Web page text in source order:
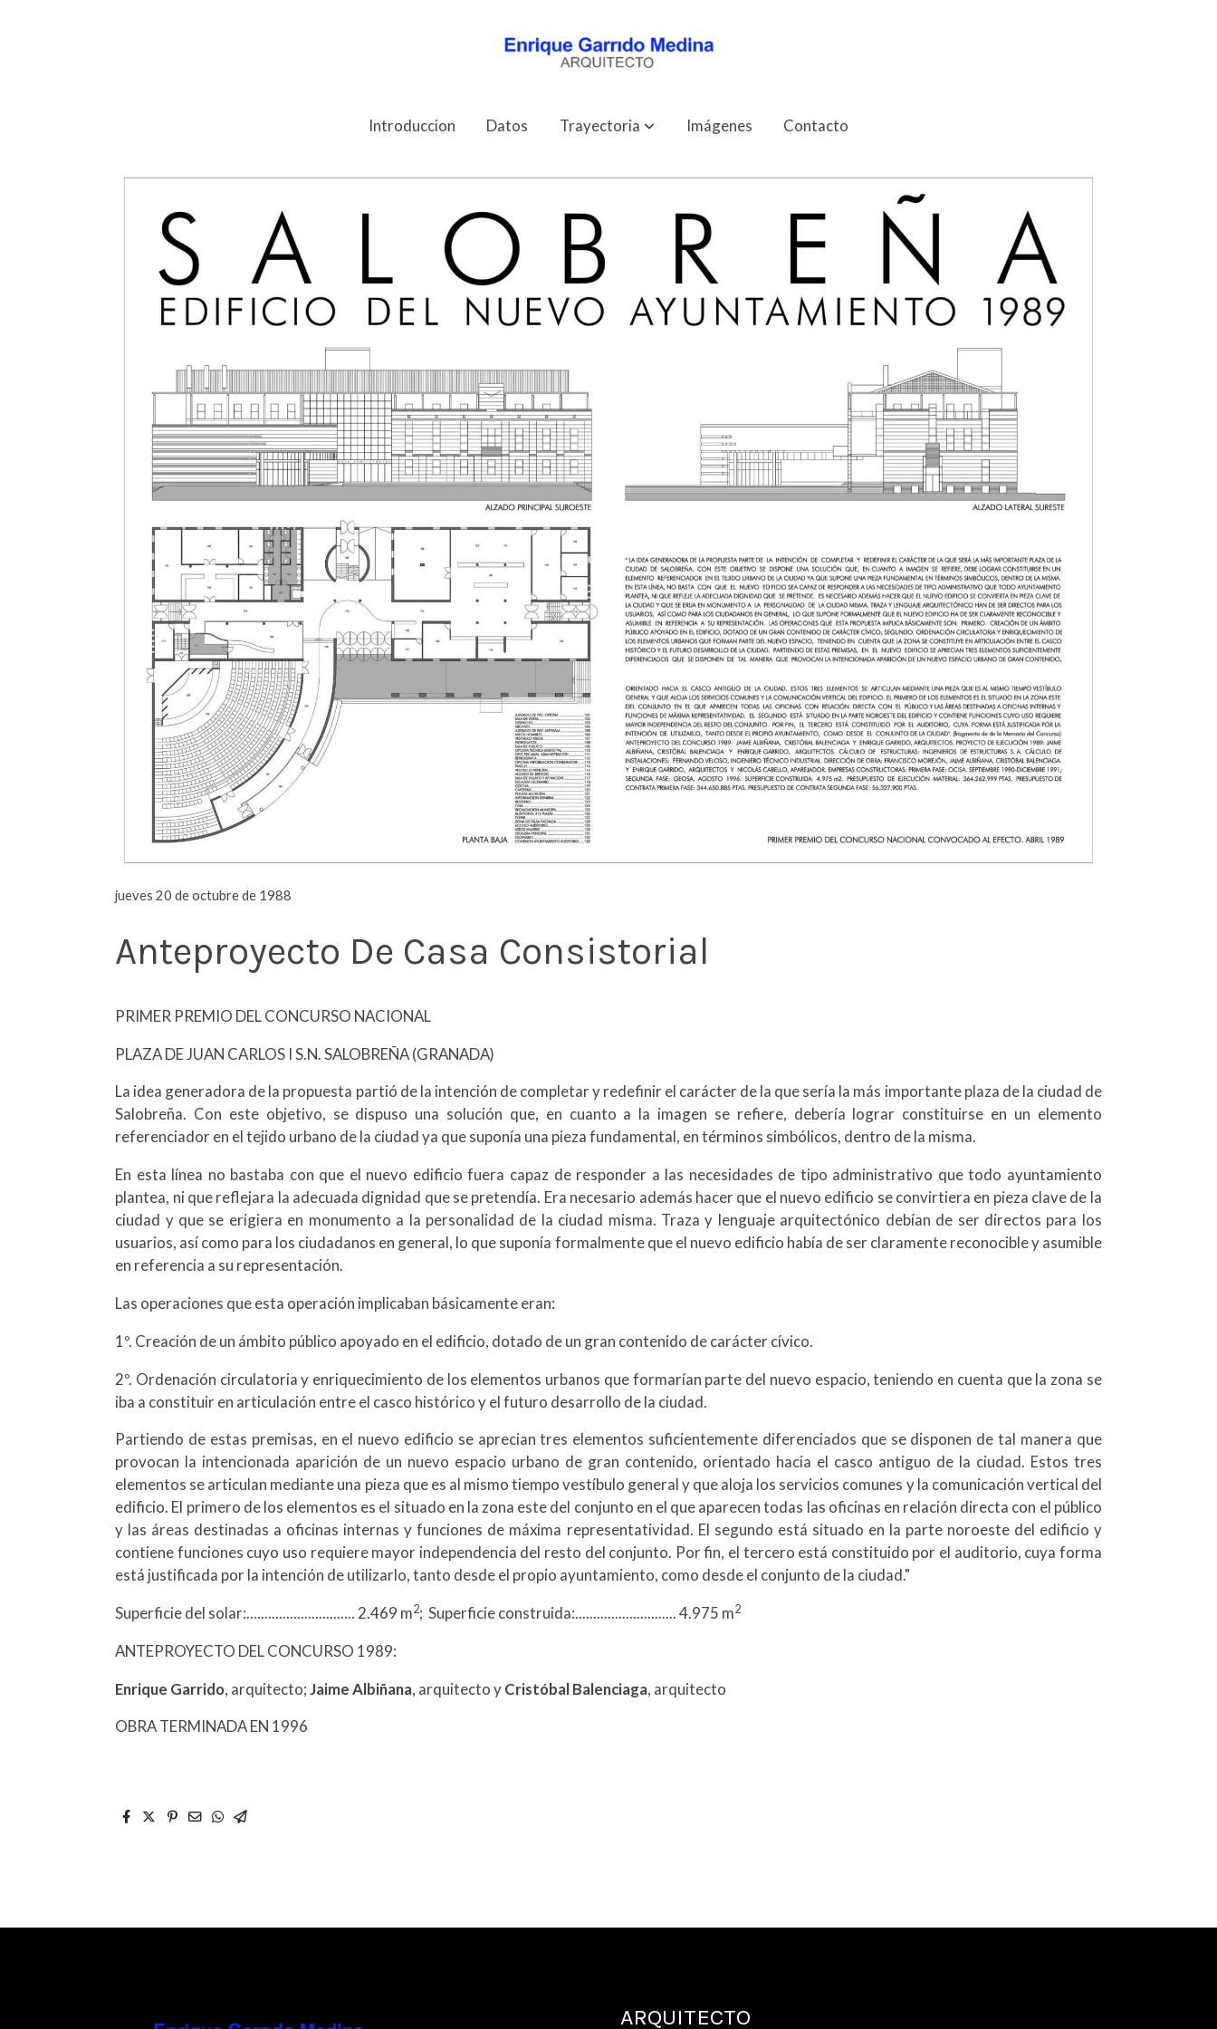
Introduccion Datos Trayectoria Imágenes Contacto
jueves 20 de octubre de 1988
Anteproyecto De Casa Consistorial
PRIMER PREMIO DEL CONCURSO NACIONAL
PLAZA DE JUAN CARLOS I S.N. SALOBREÑA (GRANADA)
La idea generadora de la propuesta partió de la intención de completar y redefinir el carácter de la que sería la más importante plaza de la ciudad de
Salobreña. Con este objetivo, se dispuso una solución que, en cuanto a la imagen se refiere, debería lograr constituirse en un elemento
referenciador en el tejido urbano de la ciudad ya que suponía una pieza fundamental, en términos simbólicos, dentro de la misma.
En esta línea no bastaba con que el nuevo edificio fuera capaz de responder a las necesidades de tipo administrativo que todo ayuntamiento
plantea, ni que reflejara la adecuada dignidad que se pretendía. Era necesario además hacer que el nuevo edificio se convirtiera en pieza clave de la
ciudad y que se erigiera en monumento a la personalidad de la ciudad misma. Traza y lenguaje arquitectónico debían de ser directos para los
usuarios, así como para los ciudadanos en general, lo que suponía formalmente que el nuevo edificio había de ser claramente reconocible y asumible
en referencia a su representación.
Las operaciones que esta operación implicaban básicamente eran:
1º. Creación de un ámbito público apoyado en el edificio, dotado de un gran contenido de carácter cívico.
2º. Ordenación circulatoria y enriquecimiento de los elementos urbanos que formarían parte del nuevo espacio, teniendo en cuenta que la zona se
iba a constituir en articulación entre el casco histórico y el futuro desarrollo de la ciudad.
Partiendo de estas premisas, en el nuevo edificio se aprecian tres elementos suficientemente diferenciados que se disponen de tal manera que
provocan la intencionada aparición de un nuevo espacio urbano de gran contenido, orientado hacia el casco antiguo de la ciudad. Estos tres
elementos se articulan mediante una pieza que es al mismo tiempo vestíbulo general y que aloja los servicios comunes y la comunicación vertical del
edificio. El primero de los elementos es el situado en la zona este del conjunto en el que aparecen todas las oficinas en relación directa con el público
y las áreas destinadas a oficinas internas y funciones de máxima representatividad. El segundo está situado en la parte noroeste del edificio y
contiene funciones cuyo uso requiere mayor independencia del resto del conjunto. Por fin, el tercero está constituido por el auditorio, cuya forma
está justificada por la intención de utilizarlo, tanto desde el propio ayuntamiento, como desde el conjunto de la ciudad."
Superficie del solar:.............................. 2.469 m2; Superficie construida:............................ 4.975 m2
ANTEPROYECTO DEL CONCURSO 1989:
Enrique Garrido, arquitecto;Jaime Albiñana, arquitecto yCristóbal Balenciaga, arquitecto
OBRA TERMINADA EN 1996
ARQUITECTO